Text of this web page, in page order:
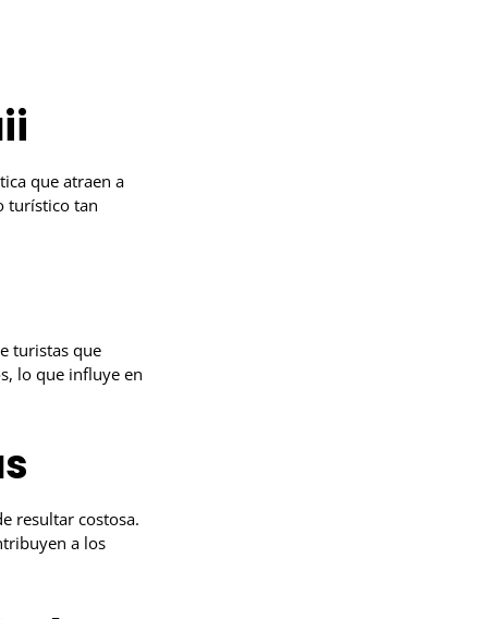
que atraen a
turístico tan
turistas que
lo que influye en
resultar costosa.
a los